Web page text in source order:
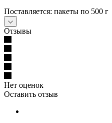
Поставляется: пакеты по 500 г
Отзывы
Нет оценок
Оставить отзыв